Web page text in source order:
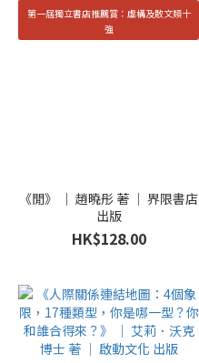
第一屆獨立書店推薦賞：虛構及散文類十
強
《閒》 ｜ 趙曉彤 著 ｜ 界限書店
出版
HK$128.00